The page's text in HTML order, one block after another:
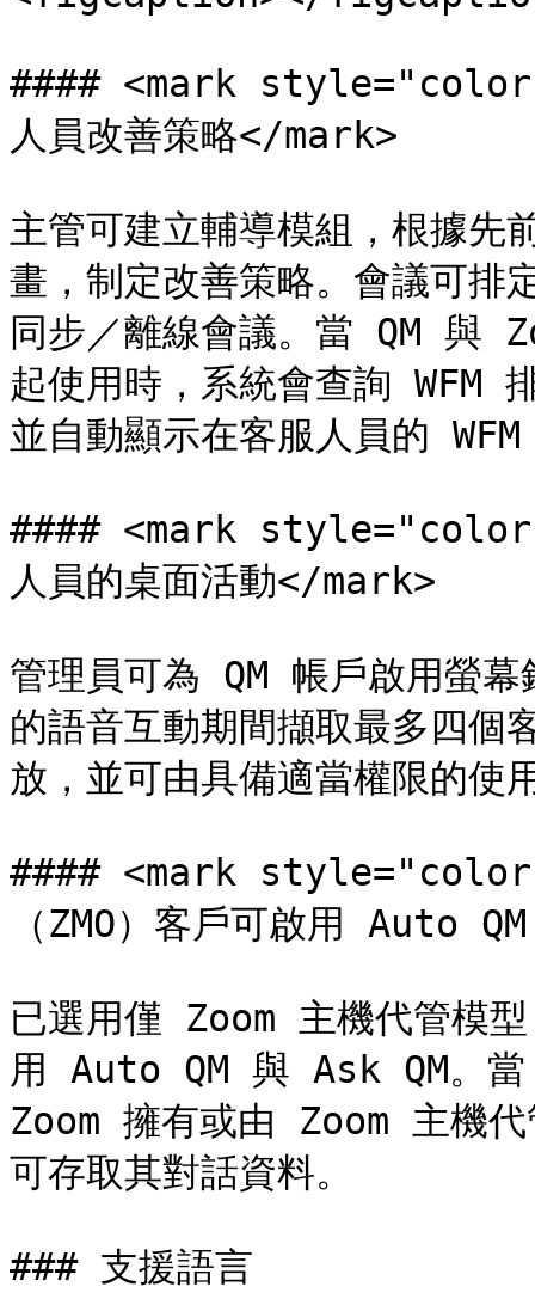
#### <mark style="color:
人員改善策略</mark>
主管可建立輔導模組，根據先
畫，制定改善策略。會議可排
同步／離線會議。當 QM 與
起使用時，系統會查詢 WFM
並自動顯示在客服人員的
#### <mark style="color:
人員的桌面活動</mark>
管理員可為 QM 帳戶啟用螢
的語音互動期間擷取最多四個
放，並可由具備適當權限的使
#### <mark style="color:
（ZMO）客戶可啟用 Auto
已選用僅 Zoom 主機代管模型
用 Auto QM 與 Ask QM。
Zoom 擁有或由 Zoom 主機
可存取其對話資料。
### 支援語言